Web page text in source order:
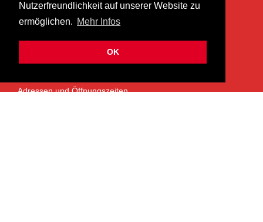
Nutzerfreundlichkeit auf unserer Website zu
ermöglichen. Mehr Infos
OK
8952 Schlieren
info@heermusic.com
ÜBER UNS
Adressen und Öffnungszeiten